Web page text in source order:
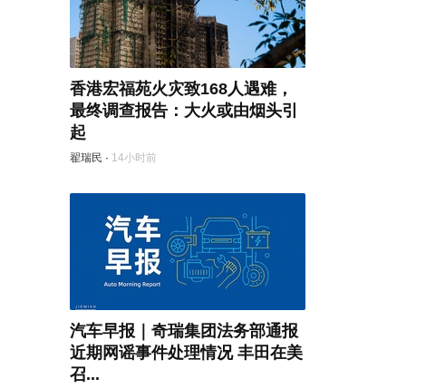
香港宏福苑火灾致168人遇难，
最终调查报告：大火或由烟头引
起
翟瑞民 · 14小时前
汽车早报｜奇瑞集团法务部通报
近期网谣事件处理情况 丰田在美
召...